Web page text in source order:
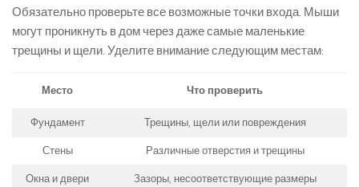
Обязательно проверьте все возможные точки входа. Мыши
могут проникнуть в дом через даже самые маленькие
трещины и щели. Уделите внимание следующим местам:
Место Что проверить
Фундамент Трещины, щели или повреждения
Стены Различные отверстия и трещины
Окна и двери Зазоры, несоответствующие размеры